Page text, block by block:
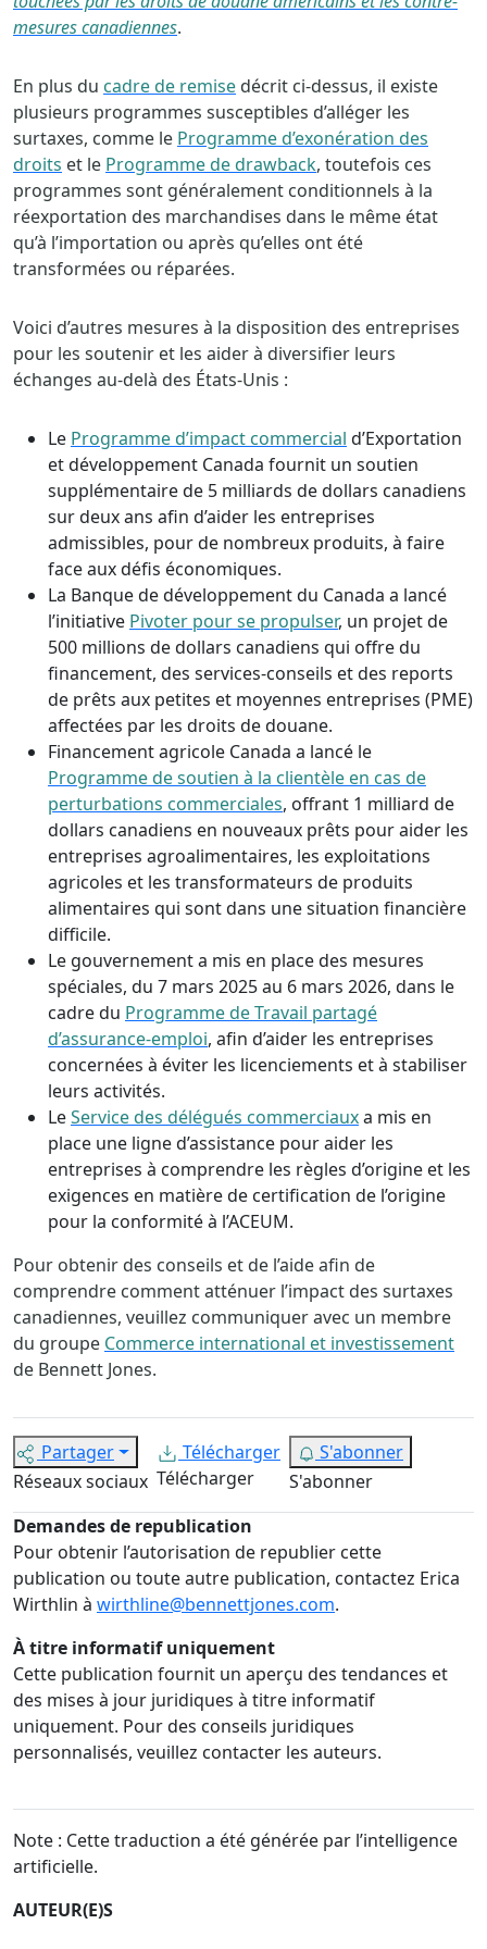
mesures canadiennes.
En plus du cadre de remise décrit ci-dessus, il existe
plusieurs programmes susceptibles d’alléger les
surtaxes, comme le Programme d’exonération des
droits et le Programme de drawback, toutefois ces
programmes sont généralement conditionnels à la
réexportation des marchandises dans le même état
qu’à l’importation ou après qu’elles ont été
transformées ou réparées.
Voici d’autres mesures à la disposition des entreprises
pour les soutenir et les aider à diversifier leurs
échanges au-delà des États-Unis :
Le Programme d’impact commercial d’Exportation
et développement Canada fournit un soutien
supplémentaire de 5 milliards de dollars canadiens
sur deux ans afin d’aider les entreprises
admissibles, pour de nombreux produits, à faire
face aux défis économiques.
La Banque de développement du Canada a lancé
l’initiative Pivoter pour se propulser, un projet de
500 millions de dollars canadiens qui offre du
financement, des services-conseils et des reports
de prêts aux petites et moyennes entreprises (PME)
affectées par les droits de douane.
Financement agricole Canada a lancé le
Programme de soutien à la clientèle en cas de
perturbations commerciales, offrant 1 milliard de
dollars canadiens en nouveaux prêts pour aider les
entreprises agroalimentaires, les exploitations
agricoles et les transformateurs de produits
alimentaires qui sont dans une situation financière
difficile.
Le gouvernement a mis en place des mesures
spéciales, du 7 mars 2025 au 6 mars 2026, dans le
cadre du Programme de Travail partagé
d’assurance-emploi, afin d’aider les entreprises
concernées à éviter les licenciements et à stabiliser
leurs activités.
LeService des délégués commerciauxa mis en
place une ligne d’assistance pour aider les
entreprises à comprendre les règles d’origine et les
exigences en matière de certification de l’origine
pour la conformité à l’ACEUM.
Pour obtenir des conseils et de l’aide afin de
comprendre comment atténuer l’impact des surtaxes
canadiennes, veuillez communiquer avec un membre
du groupe Commerce international et investissement
de Bennett Jones.
Partager
Réseaux sociaux
Télécharger
Télécharger
S'abonner
S'abonner
Demandes de republication
Pour obtenir l’autorisation de republier cette
publication ou toute autre publication, contactez Erica
Wirthlin à wirthline@bennettjones.com.
À titre informatif uniquement
Cette publication fournit un aperçu des tendances et
des mises à jour juridiques à titre informatif
uniquement. Pour des conseils juridiques
personnalisés, veuillez contacter les auteurs.
Note : Cette traduction a été générée par l’intelligence
artificielle.
AUTEUR(E)S